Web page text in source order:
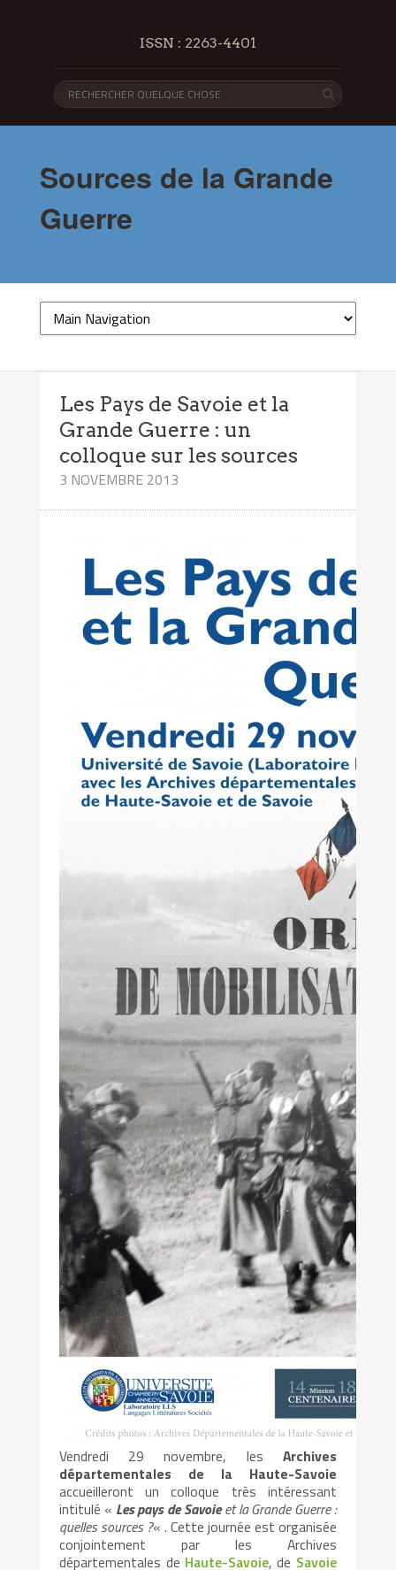
ISSN : 2263-4401
Sources de la Grande
Guerre
Les Pays de Savoie et la
Grande Guerre : un
colloque sur les sources
3 NOVEMBRE 2013
Vendredi 29 novembre, les Archives
départementales de la Haute-Savoie
accueilleront un colloque très intéressant
intitulé « Les pays de Savoieet la Grande Guerre :
quelles sources ?« . Cette journée est organisée
conjointement par les Archives
départementales de Haute-Savoie, de Savoie